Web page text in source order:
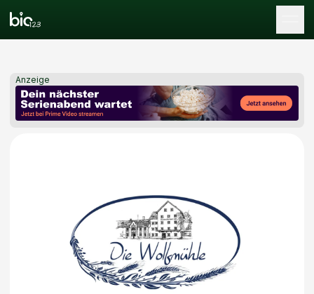
Anzeige